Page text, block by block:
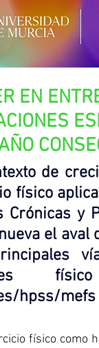
EN
de
físico
Crónicas y
el aval
hpss/mefs
físico como